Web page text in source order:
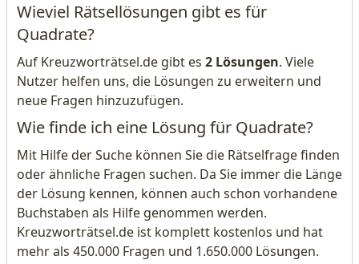
Wieviel Rätsellösungen gibt es für
Quadrate?
Auf Kreuzworträtsel.de gibt es 2 Lösungen. Viele
Nutzer helfen uns, die Lösungen zu erweitern und
neue Fragen hinzuzufügen.
Wie finde ich eine Lösung für Quadrate?
Mit Hilfe der Suche können Sie die Rätselfrage finden
oder ähnliche Fragen suchen. Da Sie immer die Länge
der Lösung kennen, können auch schon vorhandene
Buchstaben als Hilfe genommen werden.
Kreuzworträtsel.de ist komplett kostenlos und hat
mehr als 450.000 Fragen und 1.650.000 Lösungen.